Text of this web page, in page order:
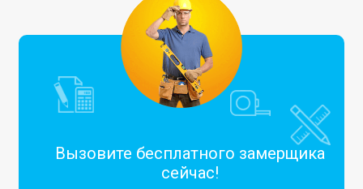
Вызовите бесплатного замерщика
сейчас!